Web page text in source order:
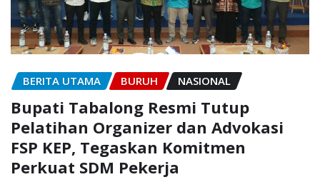
BERITA UTAMA BURUH NASIONAL
Bupati Tabalong Resmi Tutup
Pelatihan Organizer dan Advokasi
FSP KEP, Tegaskan Komitmen
Perkuat SDM Pekerja